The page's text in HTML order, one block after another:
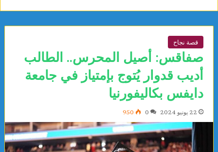
قصة نجاح
صفاقس: أصيل المحرس.. الطالب
أديب قدوار يُتوج بإمتياز في جامعة
دايفس بكاليفورنيا
22 يونيو 2024 0
950